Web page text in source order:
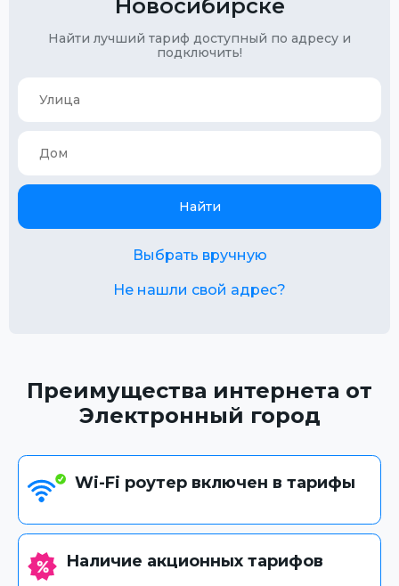
Новосибирске
Найти лучший тариф доступный по адресу и
подключить!
Найти
Выбрать вручную
Не нашли свой адрес?
Преимущества интернета от
Электронный город
Wi-Fi роутер включен в тарифы
Наличие акционных тарифов